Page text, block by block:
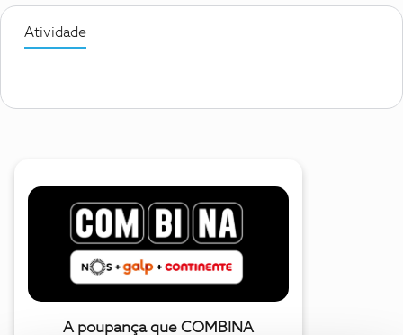
Atividade
A poupança que COMBINA